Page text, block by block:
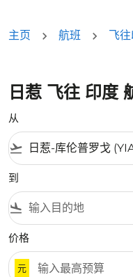
主页 航班 飞
日惹 飞往 印度
从
flight_takeoff
到
flight_land
价格
元